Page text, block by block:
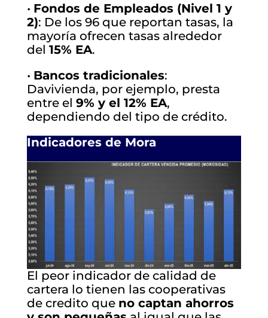
• Fondos de Empleados (Nivel 1 y
2): De los 96 que reportan tasas, la
mayoría ofrecen tasas alrededor
del 15% EA.
• Bancos tradicionales:
Davivienda, por ejemplo, presta
entre el 9% y el 12% EA,
dependiendo del tipo de crédito.
Indicadores de Mora
El peor indicador de calidad de
cartera lo tienen las cooperativas
de credito que no captan ahorros